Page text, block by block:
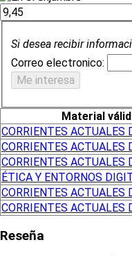
Si desea recibir
Correo electronico:
Material
CORRIENTES ACTUALES
CORRIENTES ACTUALES
CORRIENTES ACTUALES
ÉTICA Y ENTORNOS
CORRIENTES ACTUALES
CORRIENTES ACTUALES
Reseña